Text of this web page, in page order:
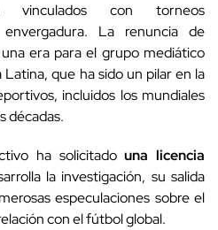
vinculados con torneos
La renuncia de
era para el grupo mediático
que ha sido un pilar en la
incluidos los mundiales
décadas.
ha solicitadouna licencia
la investigación, su salida
especulaciones sobre el
con el fútbol global.